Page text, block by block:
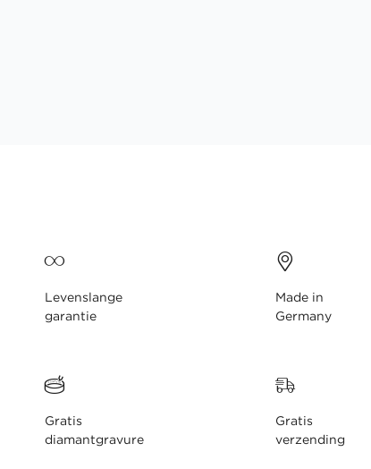
Levenslange
garantie
Made in
Germany
Gratis
diamantgravure
Gratis
verzending